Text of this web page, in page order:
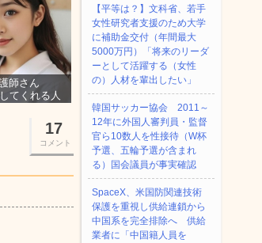
師さん
てくれる人
17
コメント
【平等は？】文科省、若手
女性研究者支援のため大学
に補助金交付（年間最大
5000万円）「将来のリーダ
ーとして活躍する（女性
の）人材を輩出したい」
韓国サッカー協会 2011～
12年に外国人審判員・監督
官ら10数人を性接待（W杯
予選、五輪予選が含まれ
る）国会議員が事実確認
SpaceX、米国防関連技術
保護を重視し供給連鎖から
中国系を完全排除へ 供給
業者に「中国籍人員を